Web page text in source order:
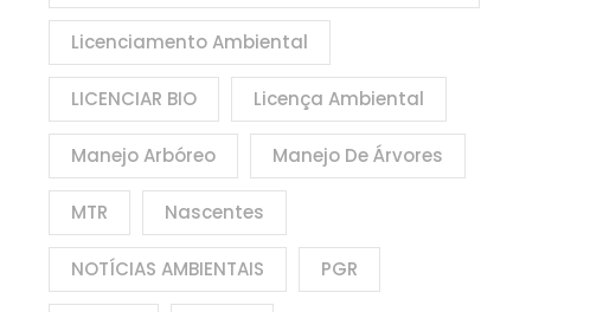
Licenciamento Ambiental
LICENCIAR BIO Licença Ambiental
Manejo Arbóreo Manejo De Árvores
MTR Nascentes
NOTÍCIAS AMBIENTAIS PGR